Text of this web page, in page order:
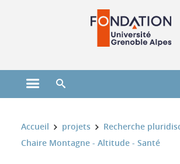
Ouvrir le menu principal
Vous êtes ici :
Accueil projets
Recherche
Chaire Montagne - Altitude - Santé